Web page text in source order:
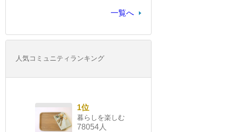
一覧へ
人気コミュニティランキング
1位
暮らしを楽しむ
78054人